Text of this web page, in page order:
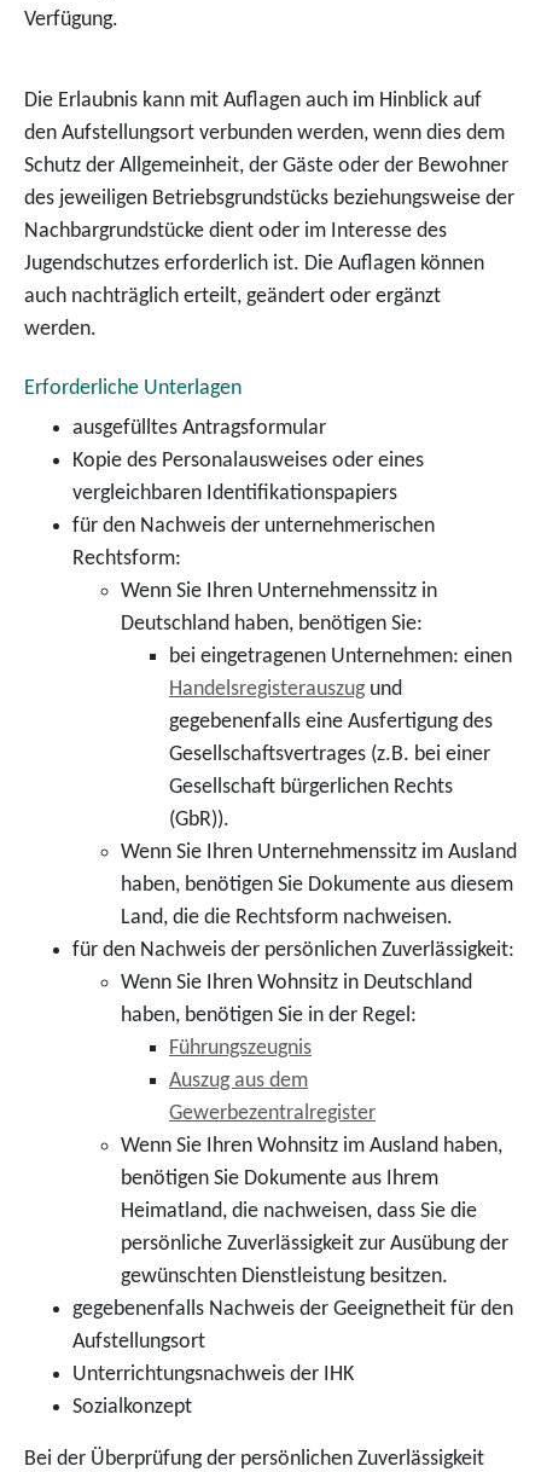
Verfügung.
Die Erlaubnis kann mit Auflagen auch im Hinblick auf
den Aufstellungsort verbunden werden, wenn dies dem
Schutz der Allgemeinheit, der Gäste oder der Bewohner
des jeweiligen Betriebsgrundstücks beziehungsweise der
Nachbargrundstücke dient oder im Interesse des
Jugendschutzes erforderlich ist. Die Auflagen können
auch nachträglich erteilt, geändert oder ergänzt
werden.
Erforderliche Unterlagen
ausgefülltes Antragsformular
Kopie des Personalausweises oder eines
vergleichbaren Identifikationspapiers
für den Nachweis der unternehmerischen
Rechtsform:
Wenn Sie Ihren Unternehmenssitz in
Deutschland haben, benötigen Sie:
bei eingetragenen Unternehmen: einen
Handelsregisterauszugund
gegebenenfalls eine Ausfertigung des
Gesellschaftsvertrages (z.B. bei einer
Gesellschaft bürgerlichen Rechts
(GbR)).
Wenn Sie Ihren Unternehmenssitz im Ausland
haben, benötigen Sie Dokumente aus diesem
Land, die die Rechtsform nachweisen.
für den Nachweis der persönlichen Zuverlässigkeit:
Wenn Sie Ihren Wohnsitz in Deutschland
haben, benötigen Sie in der Regel:
Führungszeugnis
Auszug aus dem
Gewerbezentralregister
Wenn Sie Ihren Wohnsitz im Ausland haben,
benötigen Sie Dokumente aus Ihrem
Heimatland, die nachweisen, dass Sie die
persönliche Zuverlässigkeit zur Ausübung der
gewünschten Dienstleistung besitzen.
gegebenenfalls Nachweis der Geeignetheit für den
Aufstellungsort
Unterrichtungsnachweis der IHK
Sozialkonzept
Bei der Überprüfung der persönlichen Zuverlässigkeit